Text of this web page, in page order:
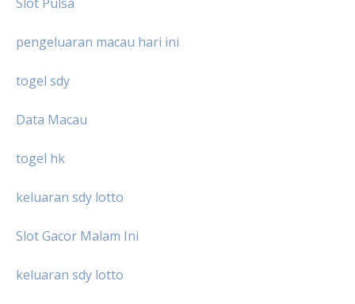
pengeluaran macau hari ini
togel sdy
Data Macau
togel hk
keluaran sdy lotto
Slot Gacor Malam Ini
keluaran sdy lotto